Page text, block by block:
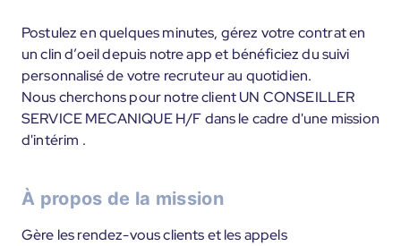
Postulez en quelques minutes, gérez votre contrat en
un clin d’oeil depuis notre app et bénéficiez du suivi
personnalisé de votre recruteur au quotidien.
Nous cherchons pour notre client UN CONSEILLER
SERVICE MECANIQUE H/F dans le cadre d'une mission
d'intérim .
À propos de la mission
Gère les rendez-vous clients et les appels